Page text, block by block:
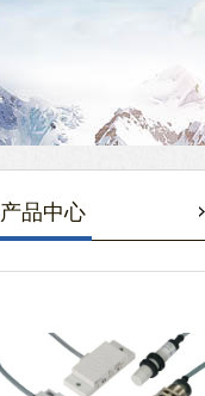
产品中心